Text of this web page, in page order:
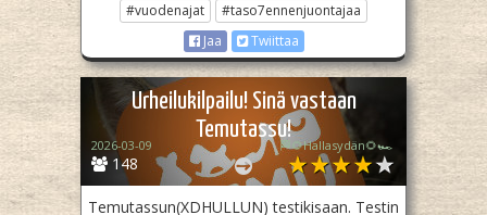
#vuodenajat
#taso7ennenjuontajaa
Jaa
Twiittaa
Urheilukilpailu! Sinä vastaan
Temutassu!
148
2026-03-09 🏁🌻Hallasydän🌻🏎️
Temutassun(XDHULLUN) testikisaan. Testin